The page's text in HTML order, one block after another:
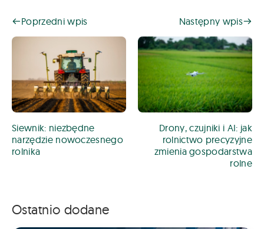
Poprzedni wpis
Siewnik: niezbędne
narzędzie nowoczesnego
rolnika
Następny wpis
Drony, czujniki i AI: jak
rolnictwo precyzyjne
zmienia gospodarstwa
rolne
Ostatnio dodane